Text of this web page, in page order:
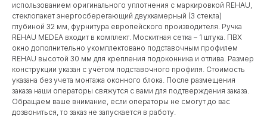
использованием оригинального уплотнения с маркировкой REHAU,
стеклопакет энергосберегающий двухкамерный (3 стекла)
глубиной 32 мм, фурнитура европейского производителя. Ручка
REHAU MEDEA входит в комплект. Москитная сетка – 1 штука. ПВХ
окно дополнительно укомплектовано подставочным профилем
REHAU высотой 30 мм для крепления подоконника и отлива. Размер
конструкции указан c учётом подставочного профиля. Стоимость
указана без учета монтажа оконного блока. После размещения
заказа наши операторы свяжутся с вами для подтверждения заказа.
Обращаем ваше внимание, если операторы не смогут до вас
дозвониться, то заказ не запускается в работу.